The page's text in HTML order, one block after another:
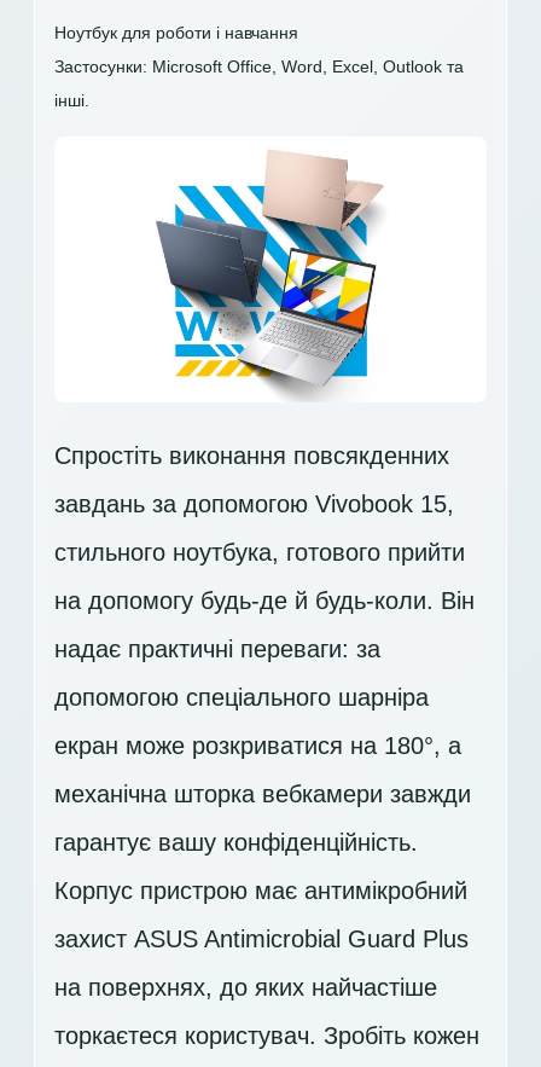
Ноутбук для роботи і навчання
Застосунки: Microsoft Office, Word, Excel, Outlook та
інші.
Спростіть виконання повсякденних
завдань за допомогою Vivobook 15,
стильного ноутбука, готового прийти
на допомогу будь-де й будь-коли. Він
надає практичні переваги: за
допомогою спеціального шарніра
екран може розкриватися на 180°, а
механічна шторка вебкамери завжди
гарантує вашу конфіденційність.
Корпус пристрою має антимікробний
захист ASUS Antimicrobial Guard Plus
на поверхнях, до яких найчастіше
торкаєтеся користувач. Зробіть кожен